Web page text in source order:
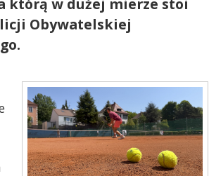
którą w dużej mierze stoi
Obywatelskiej